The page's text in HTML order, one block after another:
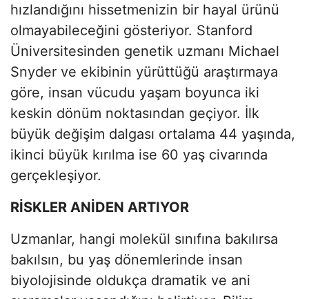
hızlandığını hissetmenizin bir hayal ürünü
olmayabileceğini gösteriyor. Stanford
Üniversitesinden genetik uzmanı Michael
Snyder ve ekibinin yürüttüğü araştırmaya
göre, insan vücudu yaşam boyunca iki
keskin dönüm noktasından geçiyor. İlk
büyük değişim dalgası ortalama 44 yaşında,
ikinci büyük kırılma ise 60 yaş civarında
gerçekleşiyor.
RİSKLER ANİDEN ARTIYOR
Uzmanlar, hangi molekül sınıfına bakılırsa
bakılsın, bu yaş dönemlerinde insan
biyolojisinde oldukça dramatik ve ani